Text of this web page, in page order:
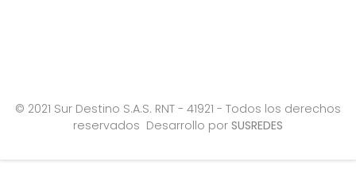
© 2021 Sur Destino S.A.S. RNT - 41921 - Todos los derechos
reservados Desarrollo por SUSREDES